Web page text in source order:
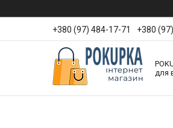
+380 (97) 484-17-71 +380
для